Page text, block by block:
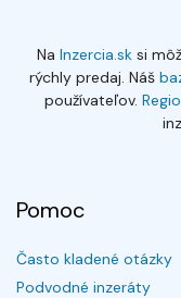
Na Inzercia.sksi
rýchly predaj. Náš
používateľov.
Pomoc
Často kladené otázky
Podvodné inzeráty